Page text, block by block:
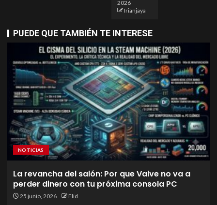
2026
Irianjaya
PUEDE QUE TAMBIÉN TE INTERESE
NOTICIAS
La revancha del salón: Por que Valve no va a
perder dinero con tu próxima consola PC
25 junio, 2026 Elid